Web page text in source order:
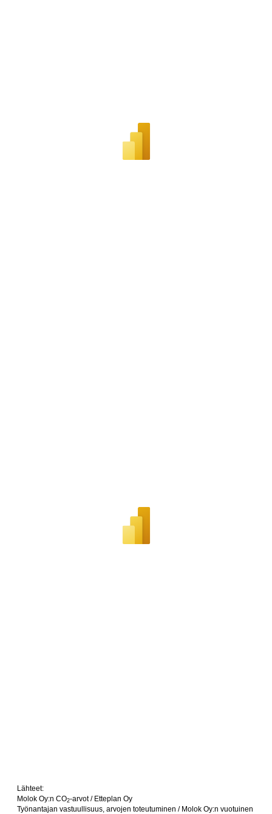
Lähteet:
Molok Oy:n CO2-arvot / Etteplan Oy
Työnantajan vastuullisuus, arvojen toteutuminen / Molok Oy:n vuotuinen